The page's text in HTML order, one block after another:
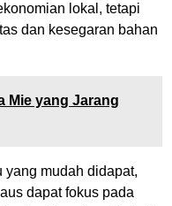
lokal, tetapi
dan kesegaran bahan
Mie yang Jarang
yang mudah didapat,
dapat fokus pada